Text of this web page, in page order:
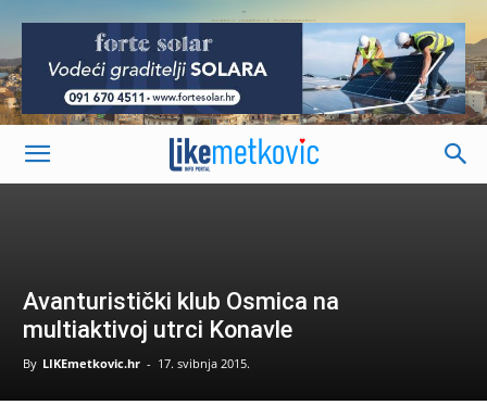
-
Avanturistički klub Osmica na
multiaktivoj utrci Konavle
By LIKEmetkovic.hr - 17. svibnja 2015.